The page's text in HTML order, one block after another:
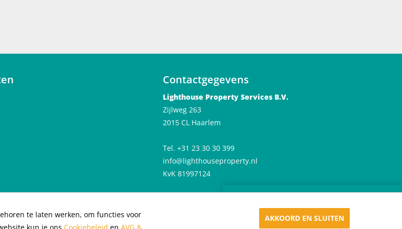
te laten werken, om functies voor
AKKOORD EN SLUITEN
Contactgegevens
Lighthouse Property Services B.V.
Zijlweg 263
2015 CL Haarlem
Tel. +31 23 30 30 399
info@lighthouseproperty.nl
KvK 81997124
×
Huren in De Meester
Appartementen in Haarlem